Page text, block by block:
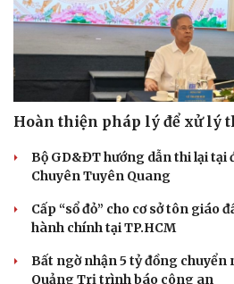
Hoàn thiện pháp lý để xử lý
Bộ GD&ĐT hướng dẫn thi lại tại
Chuyên Tuyên Quang
Cấp “sổ đỏ” cho cơ sở tôn giáo
hành chính tại TP.HCM
Bất ngờ nhận 5 tỷ đồng
Quảng Trị trình báo công an